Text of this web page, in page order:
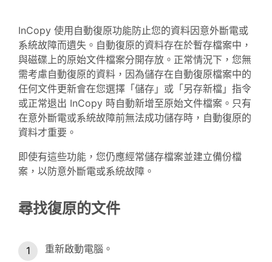
InCopy 使用自動復原功能防止您的資料因意外斷電或
系統故障而遺失。自動復原的資料存在於暫存檔案中，
與磁碟上的原始文件檔案分開存放。正常情況下，您無
需考慮自動復原的資料，因為儲存在自動復原檔案中的
任何文件更新會在您選擇「儲存」或「另存新檔」指令
或正常退出 InCopy 時自動新增至原始文件檔案。只有
在意外斷電或系統故障前無法成功儲存時，自動復原的
資料才重要。
即使有這些功能，您仍應經常儲存檔案並建立備份檔
案，以防意外斷電或系統故障。
尋找復原的文件
重新啟動電腦。